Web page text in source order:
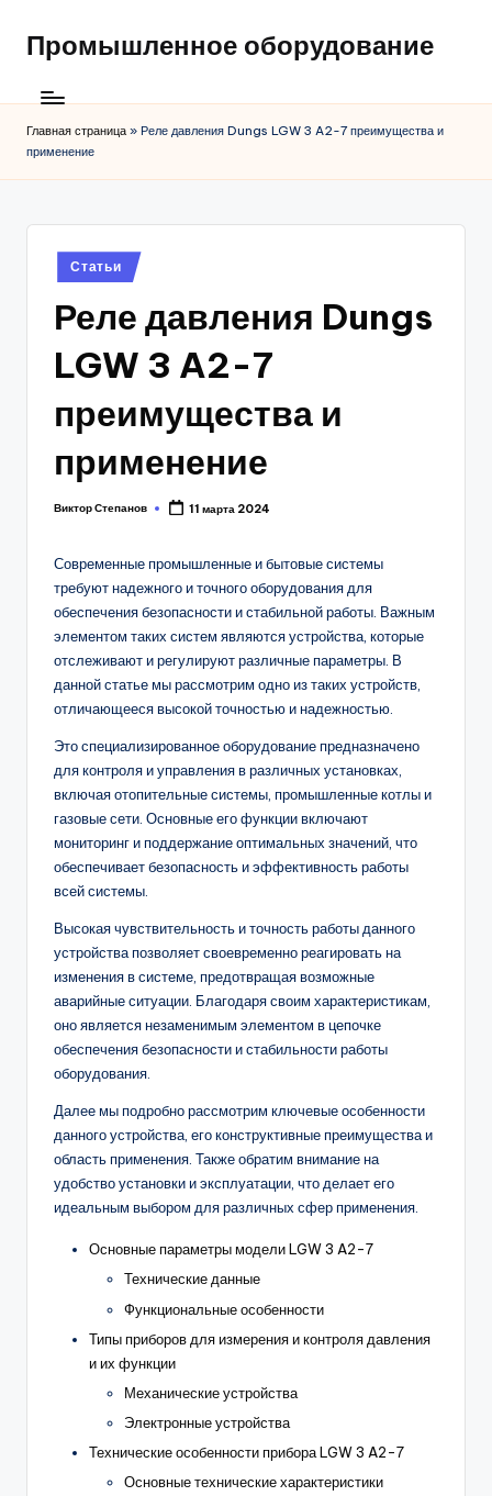
Промышленное оборудование
Главная страница » Реле давления Dungs LGW 3 A2-7 преимущества и
применение
Posted
in
Статьи
Реле давления Dungs
LGW 3 A2-7
преимущества и
применение
Posted
Виктор Степанов 11 марта 2024
Современные промышленные и бытовые системы
требуют надежного и точного оборудования для
обеспечения безопасности и стабильной работы. Важным
элементом таких систем являются устройства, которые
отслеживают и регулируют различные параметры. В
данной статье мы рассмотрим одно из таких устройств,
отличающееся высокой точностью и надежностью.
Это специализированное оборудование предназначено
для контроля и управления в различных установках,
включая отопительные системы, промышленные котлы и
газовые сети. Основные его функции включают
мониторинг и поддержание оптимальных значений, что
обеспечивает безопасность и эффективность работы
всей системы.
Высокая чувствительность и точность работы данного
устройства позволяет своевременно реагировать на
изменения в системе, предотвращая возможные
аварийные ситуации. Благодаря своим характеристикам,
оно является незаменимым элементом в цепочке
обеспечения безопасности и стабильности работы
оборудования.
Далее мы подробно рассмотрим ключевые особенности
данного устройства, его конструктивные преимущества и
область применения. Также обратим внимание на
удобство установки и эксплуатации, что делает его
идеальным выбором для различных сфер применения.
Основные параметры модели LGW 3 A2-7
Технические данные
Функциональные особенности
Типы приборов для измерения и контроля давления
и их функции
Механические устройства
Электронные устройства
Технические особенности прибора LGW 3 A2-7
Основные технические характеристики